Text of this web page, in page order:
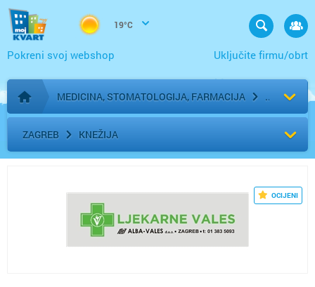
19°C
Uključite firmu/obrt
Pokreni svoj webshop
Početna stranica
MEDICINA, STOMATOLOGIJA, FARMACIJA
ZAGREB KNEŽIJA
OCIJENI